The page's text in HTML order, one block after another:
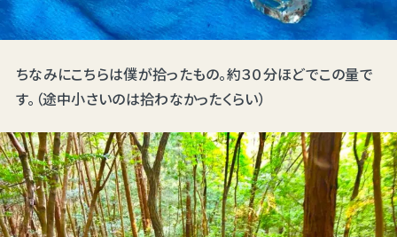
ちなみにこちらは僕が拾ったもの。約３０分ほどでこの量で
す。（途中小さいのは拾わなかったくらい）